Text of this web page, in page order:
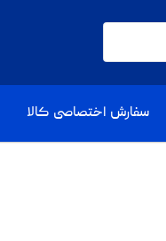
سفارش اختصاصی کالا